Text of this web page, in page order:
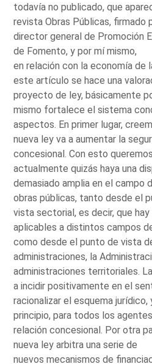
todavía no publicado, que
revista Obras Públicas, firmado
director general de Promoción
de Fomento, y por mí mismo,
en relación con la economía de
este artículo se hace una
proyecto de ley, básicamente
mismo fortalece el sistema
aspectos. En primer lugar,
nueva ley va a aumentar la
concesional. Con esto
actualmente quizás haya una
demasiado amplia en el campo
obras públicas, tanto desde el
vista sectorial, es decir, que
aplicables a distintos campos
como desde el punto de vista
administraciones, la
administraciones territoriales.
a incidir positivamente en el
racionalizar el esquema
principio, para todos los
relación concesional. Por otra
nueva ley arbitra una serie de
nuevos mecanismos de